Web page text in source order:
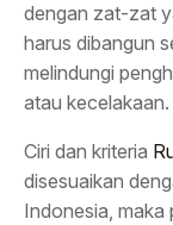
dengan zat-zat
harus dibangun
melindungi
atau kecelakaan.
Ciri dan kriteria
disesuaikan
Indonesia, maka